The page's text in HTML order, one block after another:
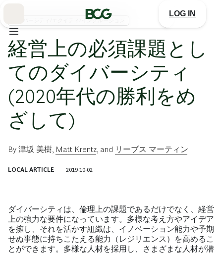
LOG IN
ダイバーシティ/エクイティ/インクルージョン
経営上の必須課題とし
てのダイバーシティ
(2020年代の勝利をめ
ざして)
By 津坂 美樹 Matt Krentz , and リーブス マーティン
LOCAL ARTICLE 2019-10-02
ダイバーシティは、倫理上の課題であるだけでなく、経営
上の強力な要件になっています。多様な考え方やアイデア
を擁し、それを活かす組織は、イノベーション能力や予期
せぬ事態に持ちこたえる能力（レジリエンス）を高めるこ
とができます。多様な人材を採用し、さまざまな人材が潜